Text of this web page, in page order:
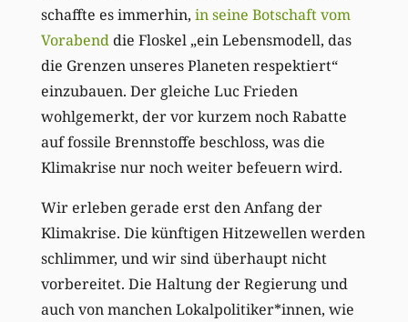
schaffte es immerhin, in seine Botschaft vom
Vorabenddie Floskel „ein Lebensmodell, das
die Grenzen unseres Planeten respektiert“
einzubauen. Der gleiche Luc Frieden
wohlgemerkt, der vor kurzem noch Rabatte
auf fossile Brennstoffe beschloss, was die
Klimakrise nur noch weiter befeuern wird.
Wir erleben gerade erst den Anfang der
Klimakrise. Die künftigen Hitzewellen werden
schlimmer, und wir sind überhaupt nicht
vorbereitet. Die Haltung der Regierung und
auch von manchen Lokalpolitiker*innen, wie